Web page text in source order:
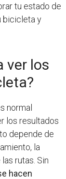
tu estado de
bicicleta y
ver los
normal
los resultados
depende de
la
rutas. Sin
hacen